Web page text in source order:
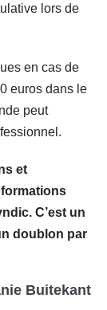
lors de
en cas de
euros dans le
peut
et
C’est un
doublon par
Buitekant